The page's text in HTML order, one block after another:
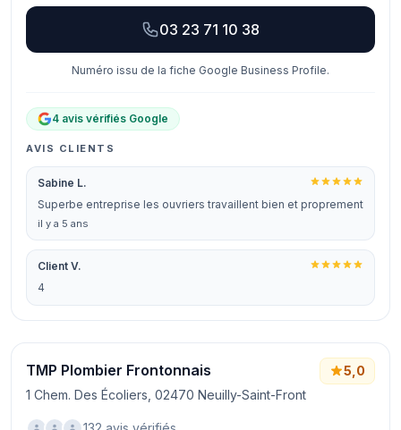
03 23 71 10 38
Numéro issu de la fiche Google Business Profile.
4 avis vérifiés Google
AVIS CLIENTS
Sabine L.
Superbe entreprise les ouvriers travaillent bien et proprement
il y a 5 ans
Client V.
4
TMP Plombier Frontonnais
1 Chem. Des Écoliers, 02470 Neuilly-Saint-Front
5,0